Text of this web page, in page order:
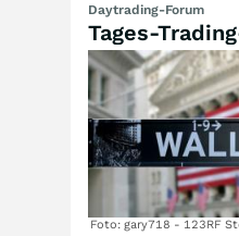
Daytrading-Forum
Tages-
Foto: gary718 - 123RF